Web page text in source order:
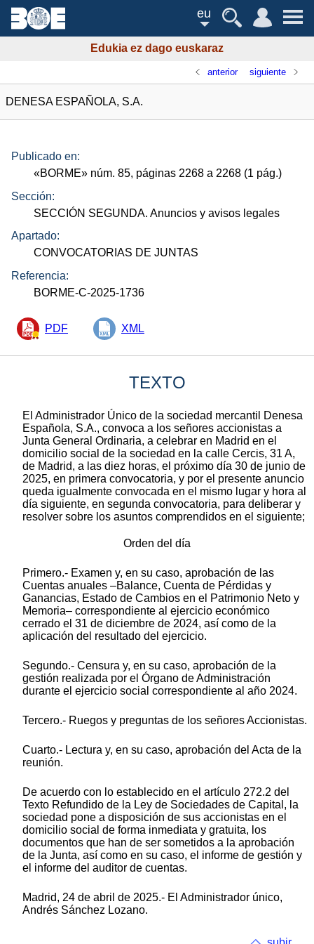
eu
Edukia ez dago euskaraz
anterior siguiente
DENESA ESPAÑOLA, S.A.
Publicado en:
«BORME» núm. 85, páginas 2268 a 2268 (1 pág.)
Sección:
SECCIÓN SEGUNDA. Anuncios y avisos legales
Apartado:
CONVOCATORIAS DE JUNTAS
Referencia:
BORME-C-2025-1736
PDF XML
TEXTO
El Administrador Único de la sociedad mercantil Denesa
Española, S.A., convoca a los señores accionistas a
Junta General Ordinaria, a celebrar en Madrid en el
domicilio social de la sociedad en la calle Cercis, 31 A,
de Madrid, a las diez horas, el próximo día 30 de junio de
2025, en primera convocatoria, y por el presente anuncio
queda igualmente convocada en el mismo lugar y hora al
día siguiente, en segunda convocatoria, para deliberar y
resolver sobre los asuntos comprendidos en el siguiente;
Orden del día
Primero.- Examen y, en su caso, aprobación de las
Cuentas anuales –Balance, Cuenta de Pérdidas y
Ganancias, Estado de Cambios en el Patrimonio Neto y
Memoria– correspondiente al ejercicio económico
cerrado el 31 de diciembre de 2024, así como de la
aplicación del resultado del ejercicio.
Segundo.- Censura y, en su caso, aprobación de la
gestión realizada por el Órgano de Administración
durante el ejercicio social correspondiente al año 2024.
Tercero.- Ruegos y preguntas de los señores Accionistas.
Cuarto.- Lectura y, en su caso, aprobación del Acta de la
reunión.
De acuerdo con lo establecido en el artículo 272.2 del
Texto Refundido de la Ley de Sociedades de Capital, la
sociedad pone a disposición de sus accionistas en el
domicilio social de forma inmediata y gratuita, los
documentos que han de ser sometidos a la aprobación
de la Junta, así como en su caso, el informe de gestión y
el informe del auditor de cuentas.
Madrid, 24 de abril de 2025.- El Administrador único,
Andrés Sánchez Lozano.